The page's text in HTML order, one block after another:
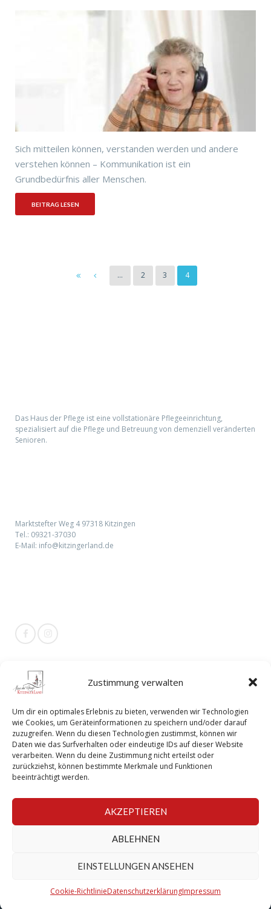
Zustimmung verwalten
Um dir ein optimales Erlebnis zu bieten, verwenden wir Technologien
wie Cookies, um Geräteinformationen zu speichern und/oder darauf
zuzugreifen. Wenn du diesen Technologien zustimmst, können wir
Daten wie das Surfverhalten oder eindeutige IDs auf dieser Website
verarbeiten. Wenn du deine Zustimmung nicht erteilst oder
zurückziehst, können bestimmte Merkmale und Funktionen
beeinträchtigt werden.
AKZEPTIEREN
ABLEHNEN
EINSTELLUNGEN ANSEHEN
Cookie-RichtlinieDatenschutzerklärungImpressum
Sich mitteilen können, verstanden werden und andere
verstehen können – Kommunikation ist ein
Grundbedürfnis aller Menschen.
BEITRAG LESEN
… 2 3 4
Das Haus der Pflege ist eine vollstationäre Pflegeeinrichtung,
spezialisiert auf die Pflege und Betreuung von demenziell veränderten
Senioren.
Marktstefter Weg 4 97318 Kitzingen
Tel.: 09321-37030
E-Mail: info@kitzingerland.de
Attraktiver Arbeitgeber Pflege
Haus der Pflege – KITZINGERLAND GmbH © 2025. All rights reserved.
|Hinweisgeberschutz|FAQs|Pflegecampus|